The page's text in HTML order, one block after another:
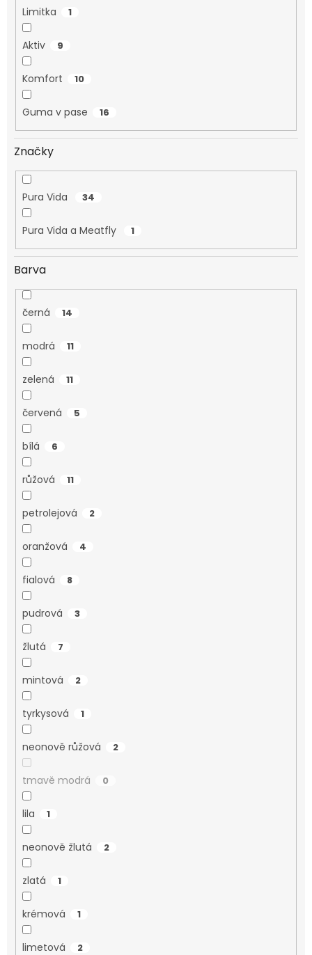
Limitka 1
Aktiv 9
Komfort 10
Guma v pase 16
Značky
Pura Vida 34
Pura Vida a Meatfly 1
Barva
černá 14
modrá 11
zelená 11
červená 5
bílá 6
růžová 11
petrolejová 2
oranžová 4
fialová 8
pudrová 3
žlutá 7
mintová 2
tyrkysová 1
neonově růžová 2
tmavě modrá 0
lila 1
neonově žlutá 2
zlatá 1
krémová 1
limetová 2